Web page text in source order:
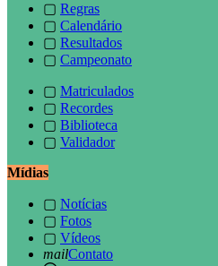
▢ Regras
▢ Calendário
▢ Resultados
▢ Campeonato
▢ Matriculados
▢ Recordes
▢ Biblioteca
▢ Validador
Mídias
▢ Notícias
▢ Fotos
▢ Vídeos
mailContato